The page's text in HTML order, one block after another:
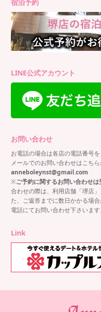
宿泊予約
LINE公式アカウント
お問い合わせ
お電話の場合は各店の電話番号を
メールでのお問い合わせはこちら
anneboleynst@gmail.com
※ご予約に関するお問い合わせは
合わせの際は、利用店舗「堺店
た、ご返答までに数日かかる場
電話にてお問い合わせ下さいます
Link